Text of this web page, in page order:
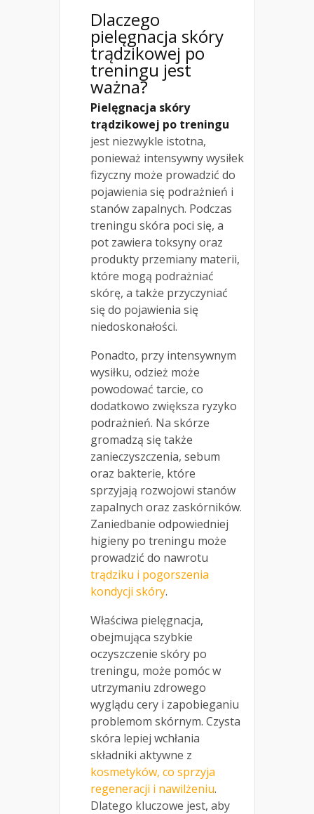
Dlaczego
pielęgnacja skóry
trądzikowej po
treningu jest
ważna?
Pielęgnacja skóry
trądzikowej po treningu
jest niezwykle istotna,
ponieważ intensywny wysiłek
fizyczny może prowadzić do
pojawienia się podrażnień i
stanów zapalnych. Podczas
treningu skóra poci się, a
pot zawiera toksyny oraz
produkty przemiany materii,
które mogą podrażniać
skórę, a także przyczyniać
się do pojawienia się
niedoskonałości.
Ponadto, przy intensywnym
wysiłku, odzież może
powodować tarcie, co
dodatkowo zwiększa ryzyko
podrażnień. Na skórze
gromadzą się także
zanieczyszczenia, sebum
oraz bakterie, które
sprzyjają rozwojowi stanów
zapalnych oraz zaskórników.
Zaniedbanie odpowiedniej
higieny po treningu może
prowadzić do nawrotu
trądziku i pogorszenia
kondycji skóry.
Właściwa pielęgnacja,
obejmująca szybkie
oczyszczenie skóry po
treningu, może pomóc w
utrzymaniu zdrowego
wyglądu cery i zapobieganiu
problemom skórnym. Czysta
skóra lepiej wchłania
składniki aktywne z
kosmetyków, co sprzyja
regeneracji i nawilżeniu.
Dlatego kluczowe jest, aby